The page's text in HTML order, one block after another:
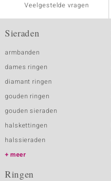
Veelgestelde vragen
Sieraden
armbanden
dames ringen
diamant ringen
gouden ringen
gouden sieraden
halskettingen
halssieraden
meer
Ringen